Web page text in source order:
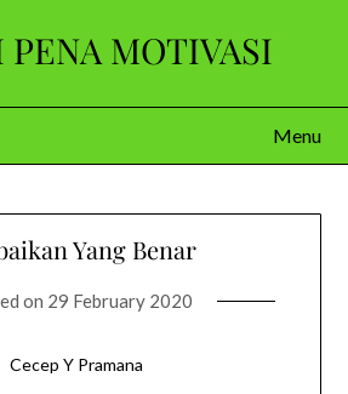
PENA MOTIVASI
Menu
Yang Benar
on 29 February 2020
Cecep Y Pramana